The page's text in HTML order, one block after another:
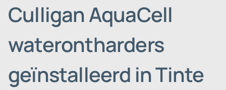
Culligan AquaCell
waterontharders
geïnstalleerd in Tinte